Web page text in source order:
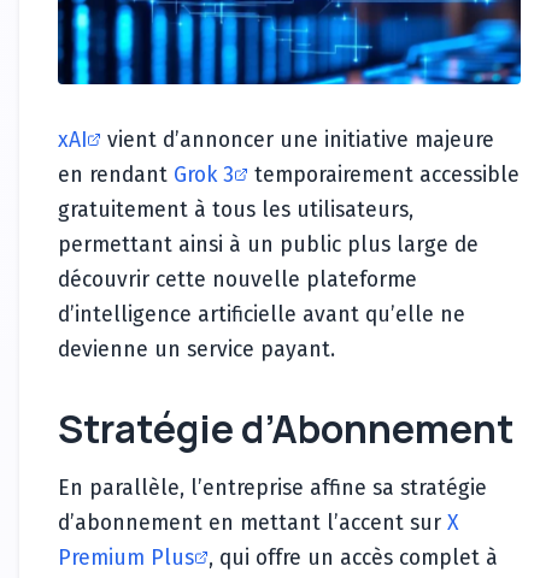
xAI
vient d’annoncer une initiative majeure
en rendant Grok 3
temporairement accessible
gratuitement à tous les utilisateurs,
permettant ainsi à un public plus large de
découvrir cette nouvelle plateforme
d’intelligence artificielle avant qu’elle ne
devienne un service payant.
Stratégie d’Abonnement
En parallèle, l’entreprise affine sa stratégie
d’abonnement en mettant l’accent sur X
Premium Plus
, qui offre un accès complet à